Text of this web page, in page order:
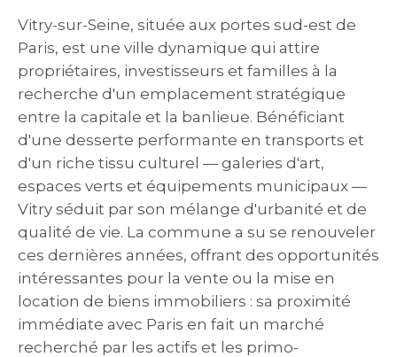
Vitry-sur-Seine, située aux portes sud-est de
Paris, est une ville dynamique qui attire
propriétaires, investisseurs et familles à la
recherche d'un emplacement stratégique
entre la capitale et la banlieue. Bénéficiant
d'une desserte performante en transports et
d'un riche tissu culturel — galeries d'art,
espaces verts et équipements municipaux —
Vitry séduit par son mélange d'urbanité et de
qualité de vie. La commune a su se renouveler
ces dernières années, offrant des opportunités
intéressantes pour la vente ou la mise en
location de biens immobiliers : sa proximité
immédiate avec Paris en fait un marché
recherché par les actifs et les primo-